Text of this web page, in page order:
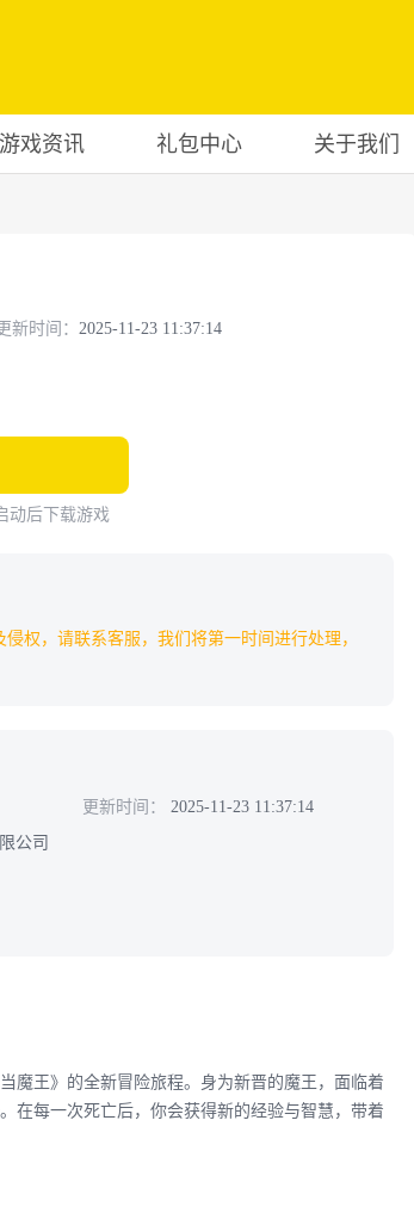
游戏资讯 礼包中心 关于我们
新时间： 2025-11-23 11:37:14
动后下载游戏
权，请联系客服，我们将第一时间进行处理，
更新时间：
2025-11-23 11:37:14
公司
魔王》的全新冒险旅程。身为新晋的魔王，面临着
在每一次死亡后，你会获得新的经验与智慧，带着